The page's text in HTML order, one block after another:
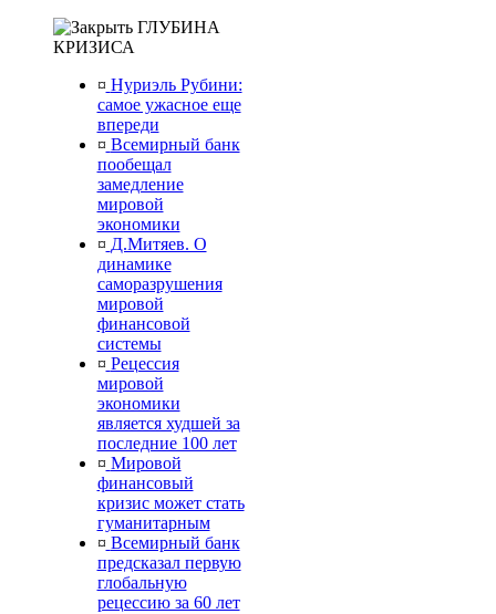
ГЛУБИНА
КРИЗИСА
¤ Нуриэль Рубини:
самое ужасное еще
впереди
¤ Всемирный банк
пообещал
замедление
мировой
экономики
¤ Д.Митяев. О
динамике
саморазрушения
мировой
финансовой
системы
¤ Рецессия
мировой
экономики
является худшей за
последние 100 лет
¤ Мировой
финансовый
кризис может стать
гуманитарным
¤ Всемирный банк
предсказал первую
глобальную
рецессию за 60 лет